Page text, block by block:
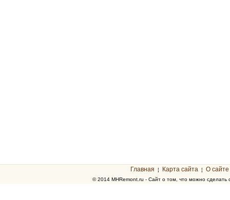
Главная ¦ Карта сайта ¦ О сайте
© 2014 MHRemont.ru - Сайт о том, что можно сделать